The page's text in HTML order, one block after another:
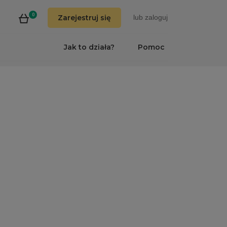
0 Zarejestruj się lub zaloguj
Pomoc
Jak to działa?